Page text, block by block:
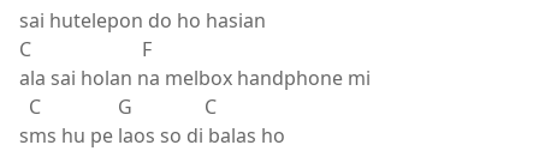
sai hutelepon do ho hasian
C F
ala sai holan na melbox handphone mi
C G C
sms hu pe laos so di balas ho